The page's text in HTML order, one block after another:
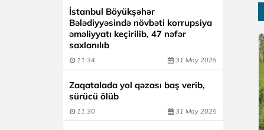
İstanbul Böyükşəhər
Bələdiyyəsində növbəti korrupsiya
əməliyyatı keçirilib, 47 nəfər
saxlanılıb
11:34 31 May 2025
Zaqatalada yol qəzası baş verib,
sürücü ölüb
11:30 31 May 2025